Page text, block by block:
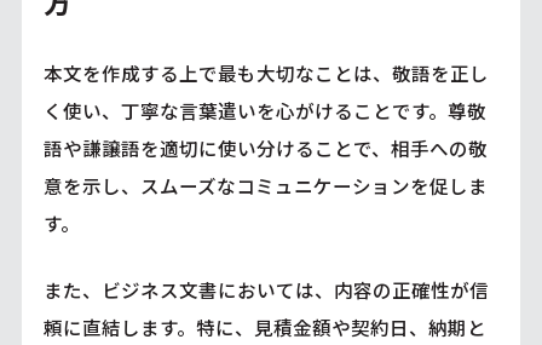
本文を作成する上で最も大切なことは、敬語を正し
く使い、丁寧な言葉遣いを心がけることです。尊敬
語や謙譲語を適切に使い分けることで、相手への敬
意を示し、スムーズなコミュニケーションを促しま
す。
また、ビジネス文書においては、内容の正確性が信
頼に直結します。特に、見積金額や契約日、納期と